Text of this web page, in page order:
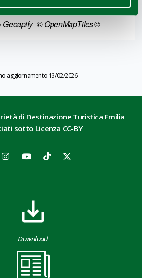
Geoapify|© OpenMapTiles©
aggiornamento 13/02/2026
di Destinazione Turistica Emilia
sotto Licenza CC-BY
Download